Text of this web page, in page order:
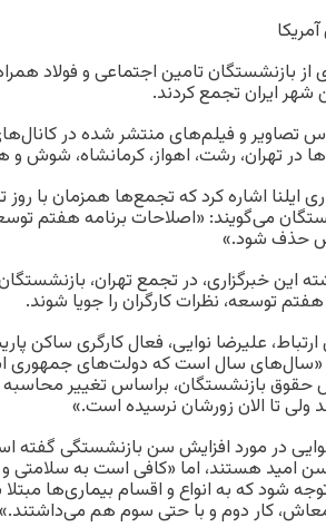
شهر ایران تجمع‌ کردند.
تصاویر و فیلم‌های منتشر شده در
در تهران، رشت، اهواز، کرمانشاه، شوش و
ایلنا اشاره کرد که تجمع‌ها همزمان با
می‌گویند: «اصلاحات برنامه هفتم
حذف شود.»
این خبرگزاری، در تجمع تهران،
توسعه، نظرات کارگران را جویا شوند.
ارتباط، علیرضا نوایی، فعال کارگری ساکن
سال است که دولت‌های جمهوری
ولی تا الان زورشان نرسیده است.»
در مورد افزایش سن بازنشستگی
امید هستند، اما «کافی است به
شود که به انواع و اقسام بیماری‌ها
معاش، کار دوم و با حتی سوم هم می‌داشتند.»